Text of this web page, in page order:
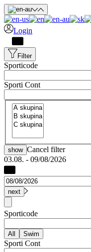
Skip to main content
Login
Filter
Sporticode
Sporti Cont
show Cancel filter
03.08. - 09/08/2026
Sporticode
Sporti Cont